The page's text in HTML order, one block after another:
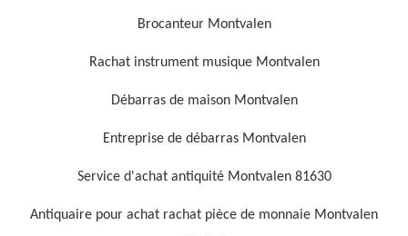
Brocanteur Montvalen
Rachat instrument musique Montvalen
Débarras de maison Montvalen
Entreprise de débarras Montvalen
Service d'achat antiquité Montvalen 81630
Antiquaire pour achat rachat pièce de monnaie Montvalen